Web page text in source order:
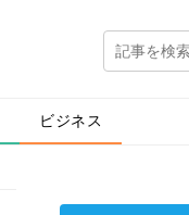
ビジネス